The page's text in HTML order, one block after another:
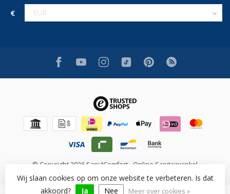
€
© Copyright 2026 Sani4Comfort - Online Sanitairwinkel
Wij slaan cookies op om onze website te verbeteren. Is dat
akkoord?
Ja Nee Meer over cookies »